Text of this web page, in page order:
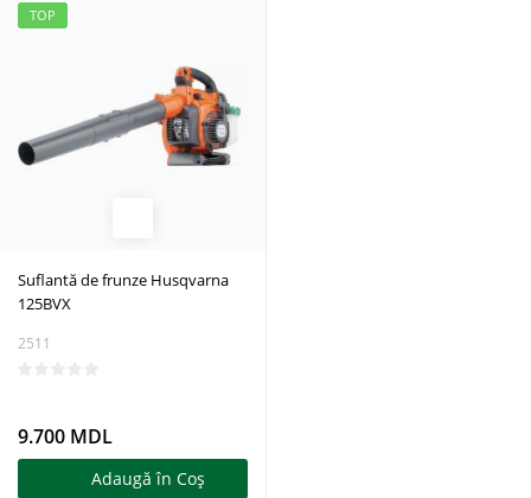
TOP
Suflantă de frunze Husqvarna
125BVX
2511
9.700 MDL
Adaugă în Coş